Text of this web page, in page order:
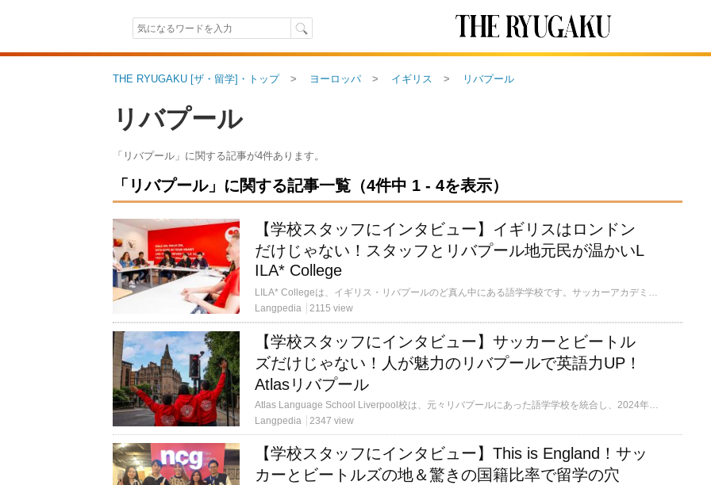
THE RYUGAKU [ザ・留学]・トップ ヨーロッパ イギリス リバプール
リバプール
「リバプール」に関する記事が4件あります。
「リバプール」に関する記事一覧（4件中 1 - 4を表示）
【学校スタッフにインタビュー】イギリスはロンドン
だけじゃない！スタッフとリバプール地元民が温かいL
ILA* College
LILA* Collegeは、イギリス・リバプールのど真ん中にある語学学校です。サッカーアカデミーとも提携しており、「英語＋サッカー」というリバプールならではのプランも実現できます。世界中からサッカー好き・音楽好きが集まり、日本人が少ない国際色豊かな環境の中で英語を学ぶことができます。
Langpedia
2115 view
【学校スタッフにインタビュー】サッカーとビートル
ズだけじゃない！人が魅力のリバプールで英語力UP！
Atlasリバプール
Atlas Language School Liverpool校は、元々リバプールにあった語学学校を統合し、2024年に開校しました。どこに行くにも便利なリバプール中心地に位置し、放課後・週末のアクティビティも豊富で、盛りだくさんな留学生活を送れます。地元の人から話しかけられることも多く、教室はもちろん、学校外でも英語を使える機会が多いです。
Langpedia
2347 view
【学校スタッフにインタビュー】This is England！サッ
カーとビートルズの地＆驚きの国籍比率で留学の穴